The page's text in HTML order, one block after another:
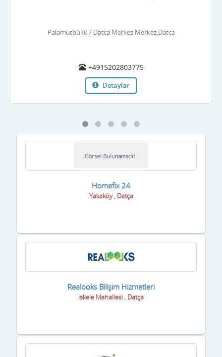
Palamutbükü / Datca Merkez Merkez,Datça
+4915202803775
Detaylar
Homefix 24
Yakaköy , Datça
Realooks Bilişim Hizmetleri
iskele Mahallesi , Datça